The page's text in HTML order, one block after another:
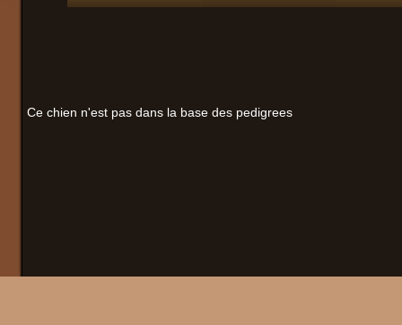
Ce chien n'est pas dans la base des pedigrees